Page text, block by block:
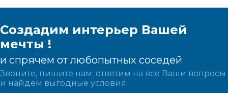
Создадим интерьер Вашей
мечты !
и спрячем от любопытных соседей
Звоните, пишите нам: ответим на все Ваши вопросы
и найдем выгодные условия